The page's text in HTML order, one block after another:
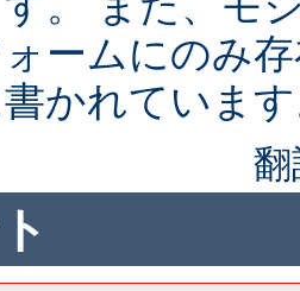
ームにのみ
かれていま